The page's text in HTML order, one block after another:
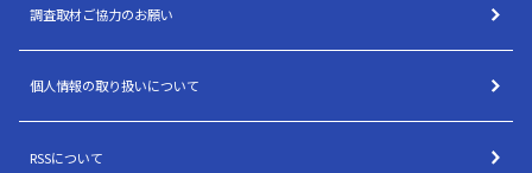
調査取材ご協力のお願い
個人情報の取り扱いについて
RSSについて